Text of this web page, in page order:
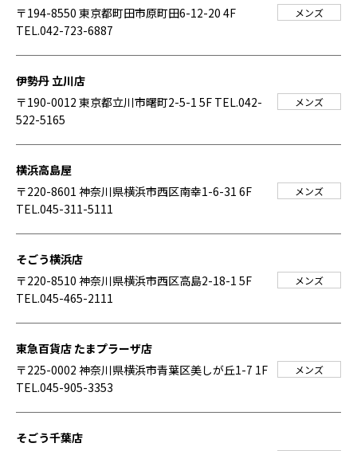
〒194-8550 東京都町田市原町田6-12-20 4F
TEL.042-723-6887
メンズ
伊勢丹 立川店
〒190-0012 東京都立川市曙町2-5-1 5F TEL.042-
522-5165
メンズ
横浜高島屋
〒220-8601 神奈川県横浜市西区南幸1-6-31 6F
TEL.045-311-5111
メンズ
そごう横浜店
〒220-8510 神奈川県横浜市西区高島2-18-1 5F
TEL.045-465-2111
メンズ
東急百貨店 たまプラーザ店
〒225-0002 神奈川県横浜市青葉区美しが丘1-7 1F
TEL.045-905-3353
メンズ
そごう千葉店